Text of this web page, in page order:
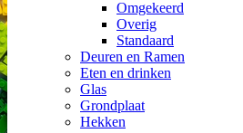
Omgekeerd
Overig
Standaard
Deuren en Ramen
Eten en drinken
Glas
Grondplaat
Hekken